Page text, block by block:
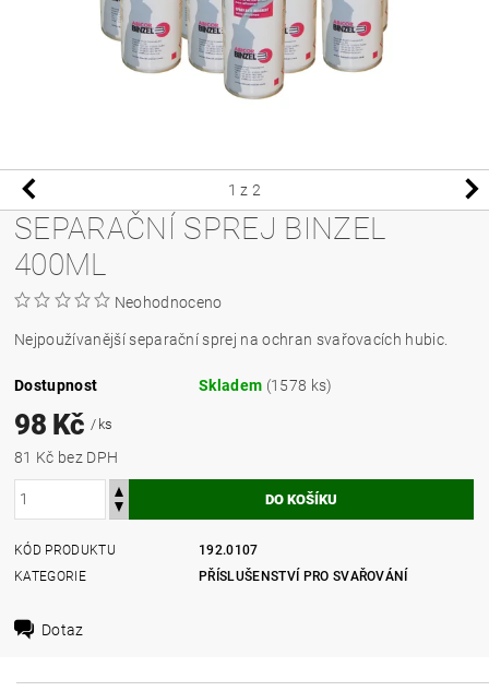
1 z 2
SEPARAČNÍ SPREJ BINZEL
400ML
Neohodnoceno
Nejpoužívanější separační sprej na ochran svařovacích hubic.
Dostupnost Skladem (1578 ks)
98 Kč/ ks
81 Kč bez DPH
KÓD PRODUKTU
192.0107
KATEGORIE
PŘÍSLUŠENSTVÍ PRO SVAŘOVÁNÍ
Dotaz